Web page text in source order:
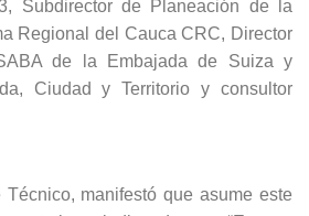
Subdirector de Planeación de la
Regional del Cauca CRC, Director
de la Embajada de Suiza y
Ciudad y Territorio y consultor
manifestó que asume este